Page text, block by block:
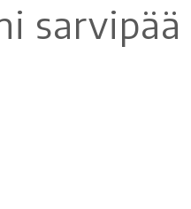
sarvipää